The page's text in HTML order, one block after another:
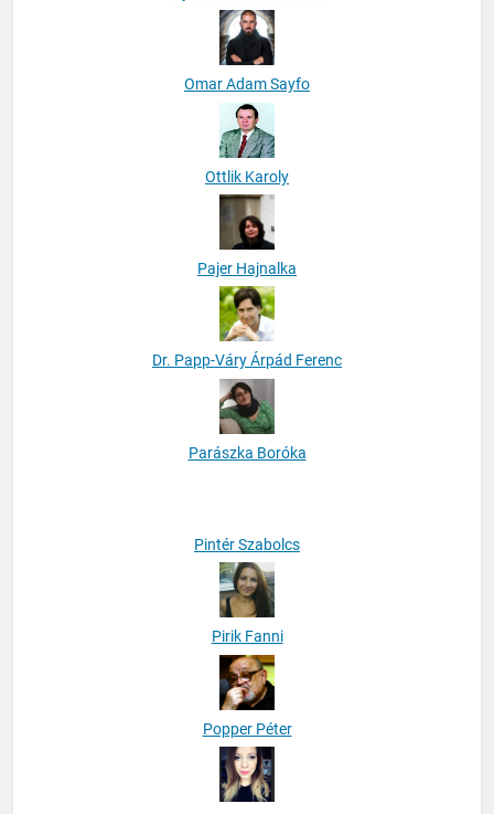
Nyiri Zsuzsanna Jolán
Omar Adam Sayfo
Ottlik Karoly
Pajer Hajnalka
Dr. Papp-Váry Árpád Ferenc
Pintér Szabolcs
Pirik Fanni
Popper Péter